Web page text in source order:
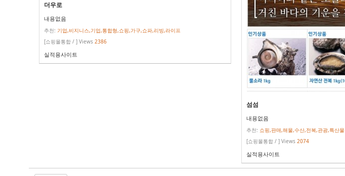
더우로
내용없음
추천: 기업,비지니스,기업,통합형,쇼핑,가구,쇼파,리빙,라이프
[쇼핑몰통합 / ] Views 2386
실적용사이트
섬섬
내용없음
추천: 쇼핑,판매,해물,수산,전복,관광,특산물
[쇼핑몰통합 / ] Views 2074
실적용사이트